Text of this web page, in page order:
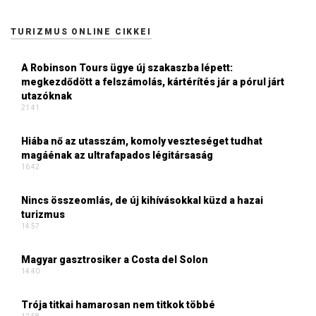
TURIZMUS ONLINE CIKKEI
A Robinson Tours ügye új szakaszba lépett:
megkezdődött a felszámolás, kártérítés jár a pórul járt
utazóknak
21:41
Hiába nő az utasszám, komoly veszteséget tudhat
magáénak az ultrafapados légitársaság
16:42
Nincs összeomlás, de új kihívásokkal küzd a hazai
turizmus
14:57
Magyar gasztrosiker a Costa del Solon
14:40
Trója titkai hamarosan nem titkok többé